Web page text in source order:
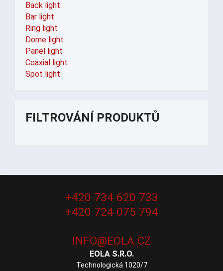
Back light
Bar light
Ring light
Dome light
Panel light
Coaxial light
Spot light
FILTROVÁNÍ PRODUKTŮ
+420 734 620 733
+420 724 075 794
EOLA S.R.O.
Technologická 1020/7